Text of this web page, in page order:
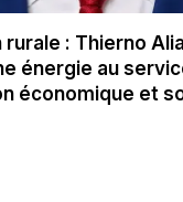
: Thierno Alia
énergie au
économique et